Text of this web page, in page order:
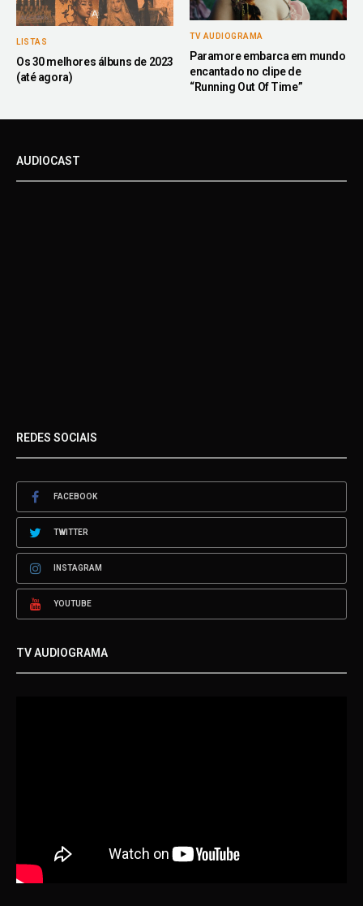
LISTAS
Os 30 melhores álbuns de 2023
(até agora)
TV AUDIOGRAMA
Paramore embarca em mundo
encantado no clipe de
“Running Out Of Time”
AUDIOCAST
REDES SOCIAIS
FACEBOOK
TWITTER
INSTAGRAM
YOUTUBE
TV AUDIOGRAMA